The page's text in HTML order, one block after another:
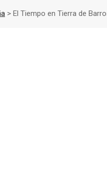
> El Tiempo en Tierra de